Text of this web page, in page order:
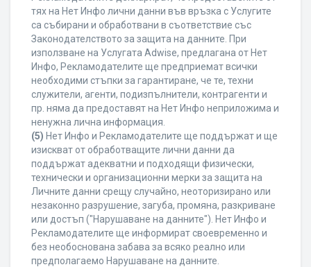
тях на Нет Инфо лични данни във връзка с Услугите
са събирани и обработвани в съответствие със
Законодателството за защита на данните. При
използване на Услугата Adwise, предлагана от Нет
Инфо, Рекламодателите ще предприемат всички
необходими стъпки за гарантиране, че те, техни
служители, агенти, подизпълнители, контрагенти и
пр. няма да предоставят на Нет Инфо неприложима и
ненужна лична информация.
(5) Нет Инфо и Рекламодателите ще поддържат и ще
изискват от обработващите лични данни да
поддържат адекватни и подходящи физически,
технически и организационни мерки за защита на
Личните данни срещу случайно, неоторизирано или
незаконно разрушение, загуба, промяна, разкриване
или достъп ("Нарушаване на данните"). Нет Инфо и
Рекламодателите ще информират своевременно и
без необоснована забава за всяко реално или
предполагаемо Нарушаване на данните.